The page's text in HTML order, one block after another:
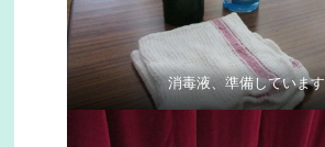
消毒液、準備しています